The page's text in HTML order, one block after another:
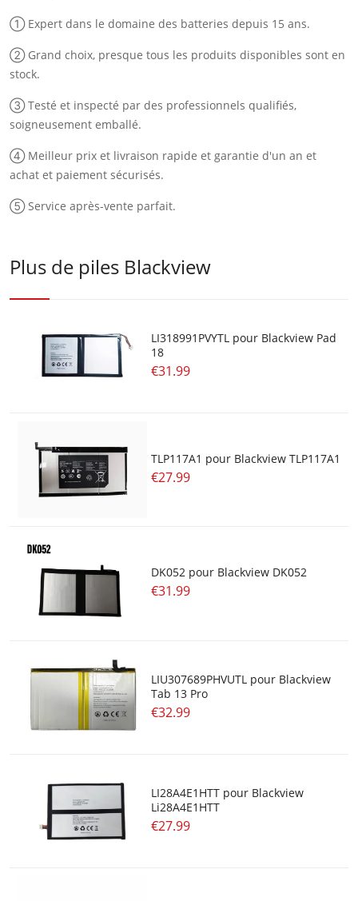
① Expert dans le domaine des batteries depuis 15 ans.
② Grand choix, presque tous les produits disponibles sont en
stock.
③ Testé et inspecté par des professionnels qualifiés,
soigneusement emballé.
④ Meilleur prix et livraison rapide et garantie d'un an et
achat et paiement sécurisés.
⑤ Service après-vente parfait.
Plus de piles Blackview
LI318991PVYTL pour Blackview Pad
18
€31.99
TLP117A1 pour Blackview TLP117A1
€27.99
DK052 pour Blackview DK052
€31.99
LIU307689PHVUTL pour Blackview
Tab 13 Pro
€32.99
LI28A4E1HTT pour Blackview
Li28A4E1HTT
€27.99